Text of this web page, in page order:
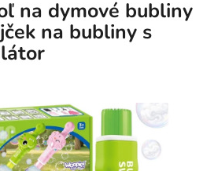
na dymové bubliny
na bubliny s